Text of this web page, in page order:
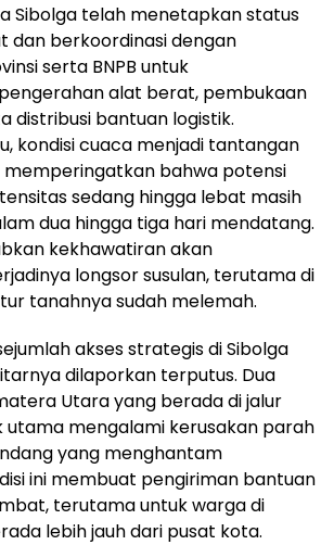
Sibolga telah menetapkan status
dan berkoordinasi dengan
serta BNPB untuk
alat berat, pembukaan
distribusi bantuan logistik.
kondisi cuaca menjadi tantangan
memperingatkan bahwa potensi
sedang hingga lebat masih
dua hingga tiga hari mendatang.
kekhawatiran akan
longsor susulan, terutama di
tanahnya sudah melemah.
akses strategis di Sibolga
dilaporkan terputus. Dua
Utara yang berada di jalur
utama mengalami kerusakan parah
yang menghantam
ini membuat pengiriman bantuan
terutama untuk warga di
lebih jauh dari pusat kota.